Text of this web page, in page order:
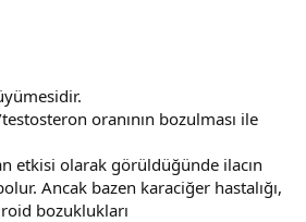
oranının bozulması ile
etkisi olarak görüldüğünde ilacın
Ancak bazen karaciğer hastalığı,
bozuklukları